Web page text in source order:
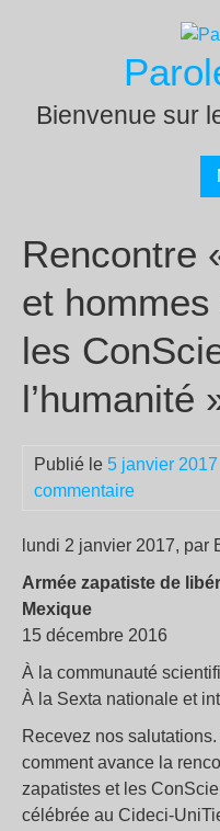
Bienvenue sur
Rencontre
et
les
l’humanité
Publié le 5 janvier 2017
commentaire
lundi 2 janvier 2017, par
Armée zapatiste de
Mexique
15 décembre 2016
À la communauté
À la Sexta nationale et
Recevez nos
comment avance la
zapatistes et les
célébrée au Cideci-